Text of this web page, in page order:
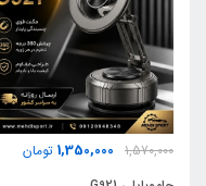
تومان 400,000
200,000